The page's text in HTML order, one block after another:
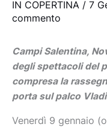
IN COPERTINA / 7
commento
Campi Salentina,
degli spettacoli del
compresa la
porta sul palco
Venerdì 9 gennaio